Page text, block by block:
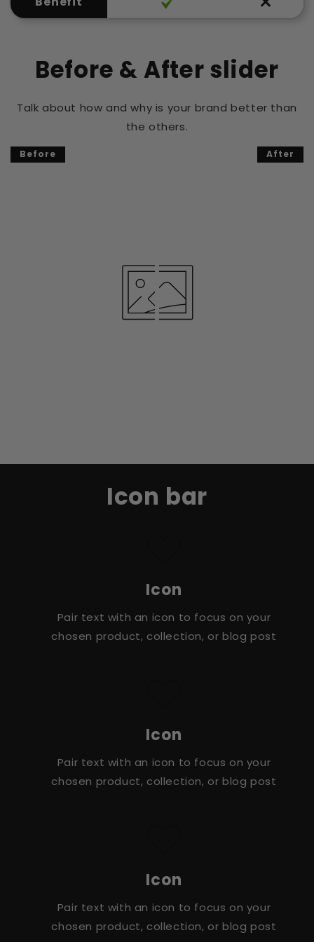
Before & After slider
Talk about how and why is your brand better than
the others.
Before After
Icon bar
Icon
Pair text with an icon to focus on your
chosen product, collection, or blog post
Icon
Pair text with an icon to focus on your
chosen product, collection, or blog post
Icon
Pair text with an icon to focus on your
chosen product, collection, or blog post